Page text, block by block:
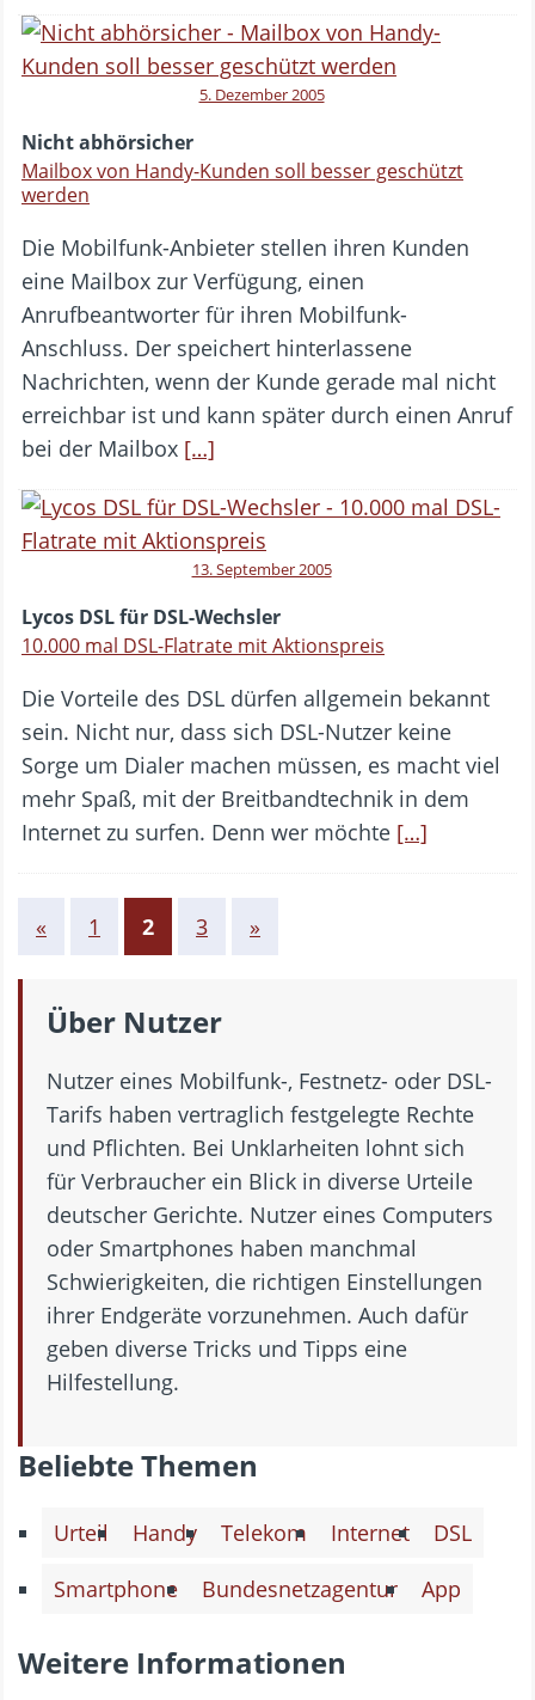
5. Dezember 2005
Nicht abhörsicher
Mailbox von Handy-Kunden soll besser geschützt
werden
Die Mobilfunk-Anbieter stellen ihren Kunden
eine Mailbox zur Verfügung, einen
Anrufbeantworter für ihren Mobilfunk-
Anschluss. Der speichert hinterlassene
Nachrichten, wenn der Kunde gerade mal nicht
erreichbar ist und kann später durch einen Anruf
bei der Mailbox […]
13. September 2005
Lycos DSL für DSL-Wechsler
10.000 mal DSL-Flatrate mit Aktionspreis
Die Vorteile des DSL dürfen allgemein bekannt
sein. Nicht nur, dass sich DSL-Nutzer keine
Sorge um Dialer machen müssen, es macht viel
mehr Spaß, mit der Breitbandtechnik in dem
Internet zu surfen. Denn wer möchte […]
« 1 2 3 »
Über Nutzer
Nutzer eines Mobilfunk-, Festnetz- oder DSL-
Tarifs haben vertraglich festgelegte Rechte
und Pflichten. Bei Unklarheiten lohnt sich
für Verbraucher ein Blick in diverse Urteile
deutscher Gerichte. Nutzer eines Computers
oder Smartphones haben manchmal
Schwierigkeiten, die richtigen Einstellungen
ihrer Endgeräte vorzunehmen. Auch dafür
geben diverse Tricks und Tipps eine
Hilfestellung.
Beliebte Themen
Urteil Handy Telekom Internet
DSL
Smartphone
Bundesnetzagentur App
Weitere Informationen